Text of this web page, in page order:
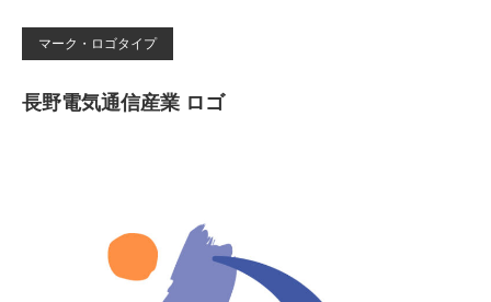
マーク・ロゴタイプ
長野電気通信産業 ロゴ